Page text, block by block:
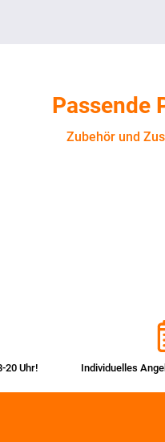
Passende
Zubehör und
20 Uhr! Individuelles